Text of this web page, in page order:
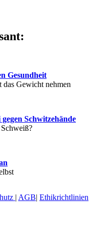
Gesundheit
das Gewicht nehmen
Schwitzehände
| AGB| Ethikrichtlinien